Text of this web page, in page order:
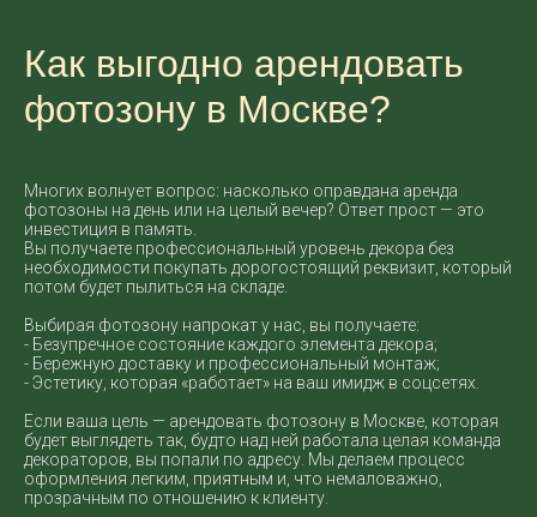
Как выгодно арендовать
фотозону в Москве?
Многих волнует вопрос: насколько оправдана аренда
фотозоны на день или на целый вечер? Ответ прост — это
инвестиция в память.
Вы получаете профессиональный уровень декора без
необходимости покупать дорогостоящий реквизит, который
потом будет пылиться на складе.
Выбирая фотозону напрокат у нас, вы получаете:
- Безупречное состояние каждого элемента декора;
- Бережную доставку и профессиональный монтаж;
- Эстетику, которая «работает» на ваш имидж в соцсетях.
Если ваша цель — арендовать фотозону в Москве, которая
будет выглядеть так, будто над ней работала целая команда
декораторов, вы попали по адресу. Мы делаем процесс
оформления легким, приятным и, что немаловажно,
прозрачным по отношению к клиенту.